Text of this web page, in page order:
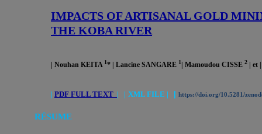
RÉSUME
IMPACTS OF ARTISANAL GOLD
THE KOBA RIVER
| Nouhan KEITA 1* | Lancine SANGARE 1| Mamoudou CISSE 2 | et
| PDF FULL TEXT | | XML FILE | | https://doi.org/10.5281/